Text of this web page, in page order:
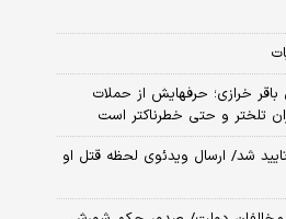
خرازی؛ حرفهایش از حملات
تلختر و حتی خطرناکتر است
شد/ ارسال ویدئوی لحظه قتل او